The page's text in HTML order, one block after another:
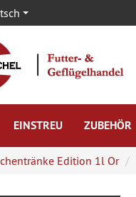
EINSTREU ZUBEHÖR
Edition 1l Or